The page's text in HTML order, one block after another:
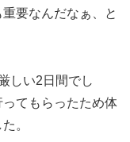
要なんだなぁ、と
しい2日間でし
てもらったため体
。